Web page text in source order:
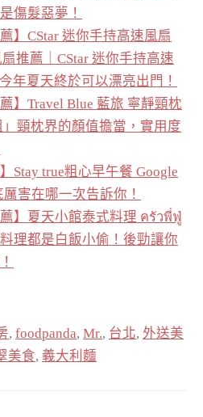
傷髮惡夢！
】CStar 迷你手持高速風扇
推薦｜CStar 迷你手持高速
年夏天終於可以漂亮出門！
】Travel Blue 藍旅 寧靜頸枕
」頸枕界的顏值擔當，實用度
Stay true粗心早午餐 Google
害在哪一次告訴你！
薦】夏天小館泰式料理 ครัวพี่ฟู่
理都是白飯小偷！後勁讓你
, foodpanda, Mr., 台北, 外送美
美食, 義大利麵